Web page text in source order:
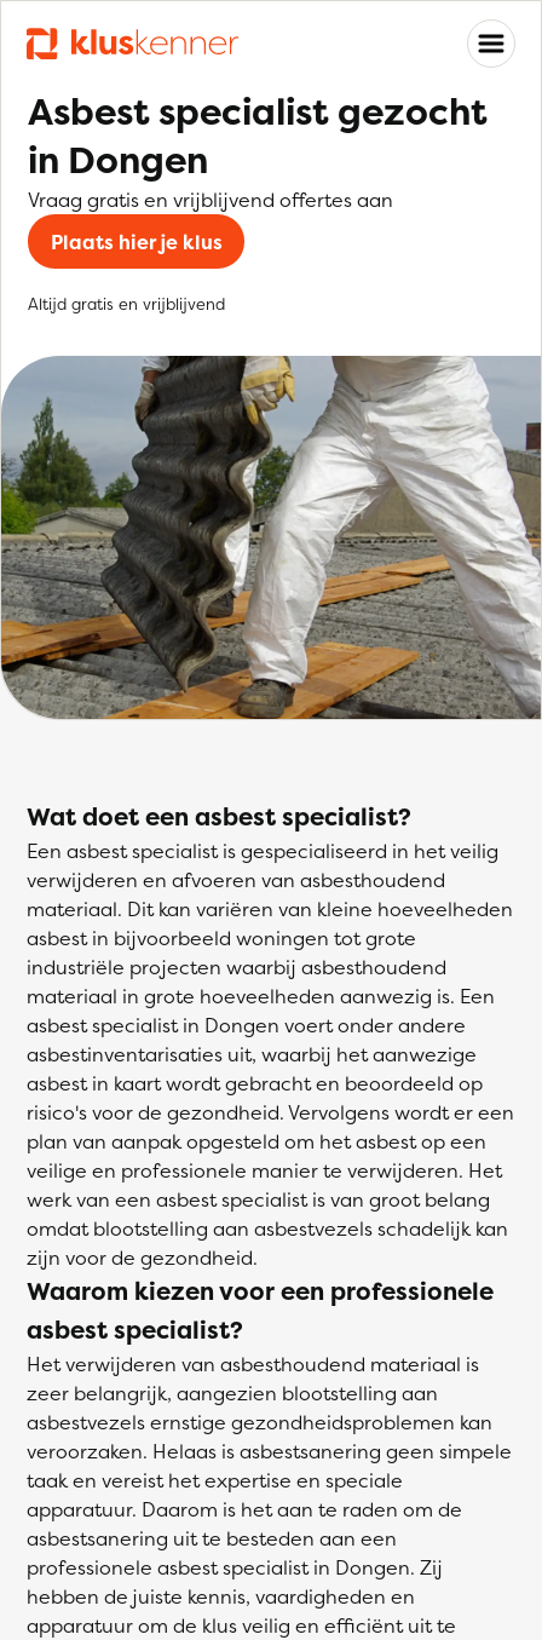
Asbest specialist gezocht
in Dongen
Vraag gratis en vrijblijvend offertes aan
Plaats hier je klus
Altijd gratis en vrijblijvend
Wat doet een asbest specialist?
Een asbest specialist is gespecialiseerd in het veilig
verwijderen en afvoeren van asbesthoudend
materiaal. Dit kan variëren van kleine hoeveelheden
asbest in bijvoorbeeld woningen tot grote
industriële projecten waarbij asbesthoudend
materiaal in grote hoeveelheden aanwezig is. Een
asbest specialist in Dongen voert onder andere
asbestinventarisaties uit, waarbij het aanwezige
asbest in kaart wordt gebracht en beoordeeld op
risico's voor de gezondheid. Vervolgens wordt er een
plan van aanpak opgesteld om het asbest op een
veilige en professionele manier te verwijderen. Het
werk van een asbest specialist is van groot belang
omdat blootstelling aan asbestvezels schadelijk kan
zijn voor de gezondheid.
Waarom kiezen voor een professionele
asbest specialist?
Het verwijderen van asbesthoudend materiaal is
zeer belangrijk, aangezien blootstelling aan
asbestvezels ernstige gezondheidsproblemen kan
veroorzaken. Helaas is asbestsanering geen simpele
taak en vereist het expertise en speciale
apparatuur. Daarom is het aan te raden om de
asbestsanering uit te besteden aan een
professionele asbest specialist in Dongen. Zij
hebben de juiste kennis, vaardigheden en
apparatuur om de klus veilig en efficiënt uit te